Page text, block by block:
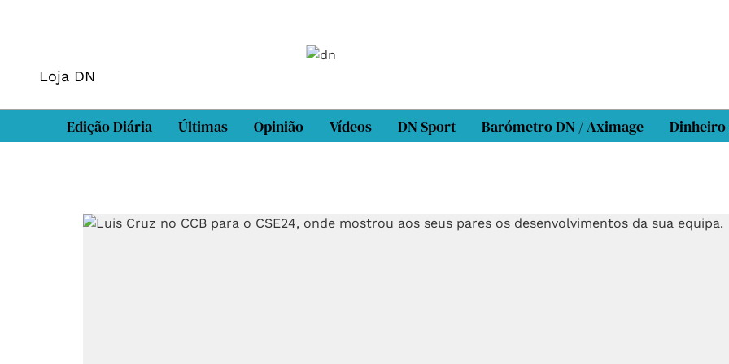
Loja DN
Edição Diária Últimas Opinião Vídeos DN Sport Barómetro DN / Aximage Dinheiro